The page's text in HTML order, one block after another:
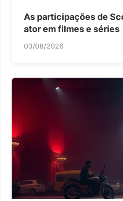
As participações de
ator em filmes e séries
03/08/2026